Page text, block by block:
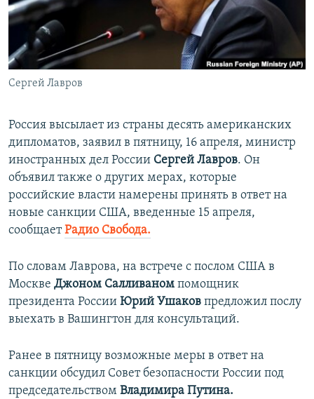
ПОБЕДИТЕЛЕЙ НЕ СУДЯТ?
КРЫМ.НЕПОКОРЕННЫЙ
ELIFBE
УКРАИНСКАЯ ПРОБЛЕМА КРЫМА
ПРИСОЕДИНЯЙТЕСЬ!
Сергей Лавров
Россия высылает из страны десять американских
дипломатов, заявил в пятницу, 16 апреля, министр
иностранных дел России Сергей Лавров. Он
объявил также о других мерах, которые
российские власти намерены принять в ответ на
новые санкции США, введенные 15 апреля,
сообщаетРадио Свобода.
По словам Лаврова, на встрече с послом США в
Москве Джоном Салливаном помощник
президента России Юрий Ушаков предложил послу
выехать в Вашингтон для консультаций.
Ранее в пятницу возможные меры в ответ на
санкции обсудил Совет безопасности России под
председательством Владимира Путина.